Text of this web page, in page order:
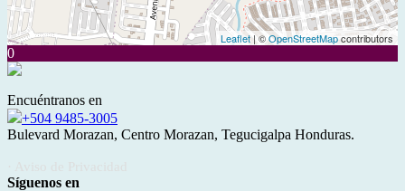
Leaflet| ©OpenStreetMapcontributors
0
Encuéntranos en
+504 9485-3005
Bulevard Morazan, Centro Morazan, Tegucigalpa Honduras.
Síguenos en